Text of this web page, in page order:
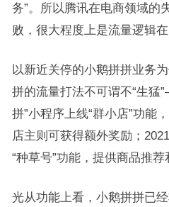
务”。所以腾讯在电商领域的
败，很大程度上是流量逻辑在
以新近关停的小鹅拼拼业务
拼的流量打法不可谓不“生猛
拼”小程序上线“群小店”功能
店主则可获得额外奖励；
“种草号”功能，提供商品推荐
光从功能上看，小鹅拼拼已